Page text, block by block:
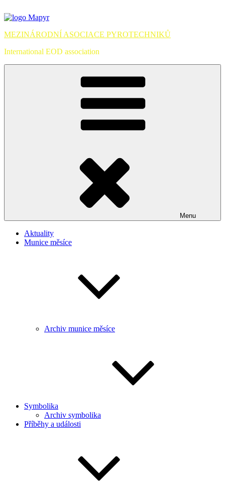
k
webu
MEZINÁRODNÍ ASOCIACE PYROTECHNIKŮ
International EOD association
Menu
Aktuality
Munice měsíce
Archiv munice měsíce
Symbolika
Archiv symbolika
Příběhy a události